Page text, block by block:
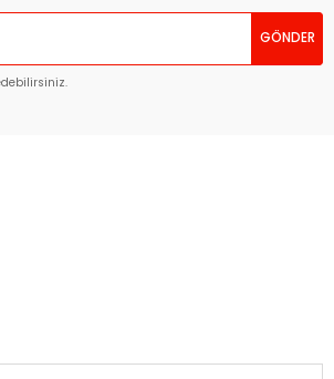
hatalar bulunuyor.
daha pahalı.
GÖNDER